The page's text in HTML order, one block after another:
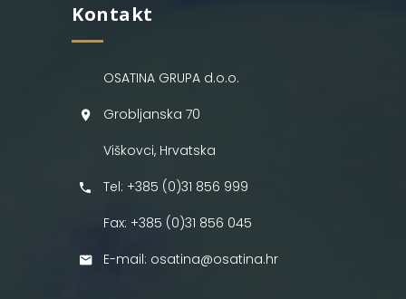
Kontakt
OSATINA GRUPA d.o.o.
Grobljanska 70
Viškovci, Hrvatska
Tel: +385 (0)31 856 999
Fax: +385 (0)31 856 045
E-mail: osatina@osatina.hr